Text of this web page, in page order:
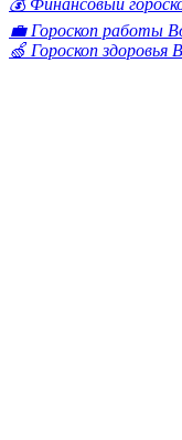
💰 Финансовый
💼 Гороскоп работы
🍏 Гороскоп здоровья